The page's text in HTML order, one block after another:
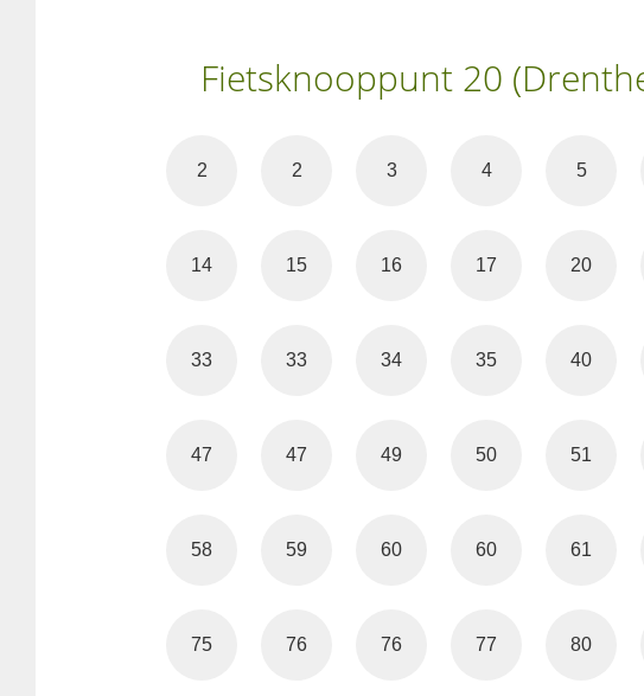
Fietsknooppunt 20
2 2 3 4 5
14 15 16 17 20
33 33 34 35 40
47 47 49 50 51
58 59 60 60 61
75 76 76 77 80